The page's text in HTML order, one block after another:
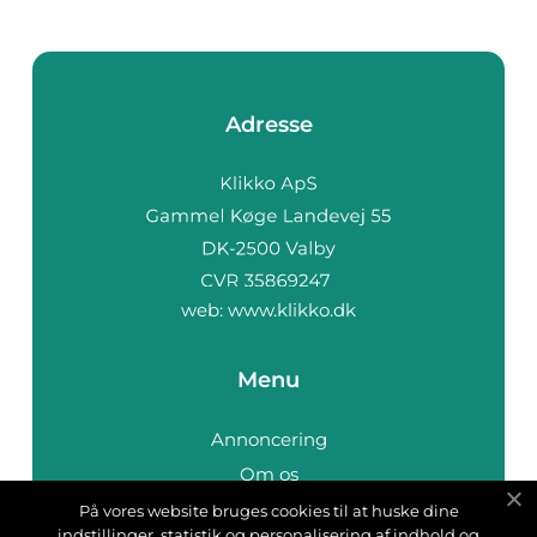
Adresse
web: www.klikko.dk
Menu
Annoncering
Om os
Cookies
På vores website bruges cookies til at huske dine